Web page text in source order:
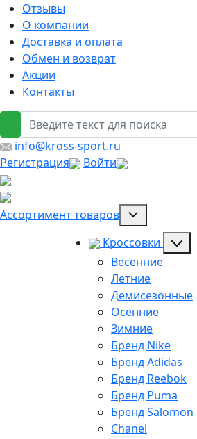
Отзывы
О компании
Доставка и оплата
Обмен и возврат
Акции
Контакты
info@kross-sport.ru
Регистрация
Войти
Ассортимент товаров
Кроссовки
Весенние
Летние
Демисезонные
Осенние
Зимние
Бренд Nike
Бренд Adidas
Бренд Reebok
Бренд Puma
Бренд Salomon
Chanel